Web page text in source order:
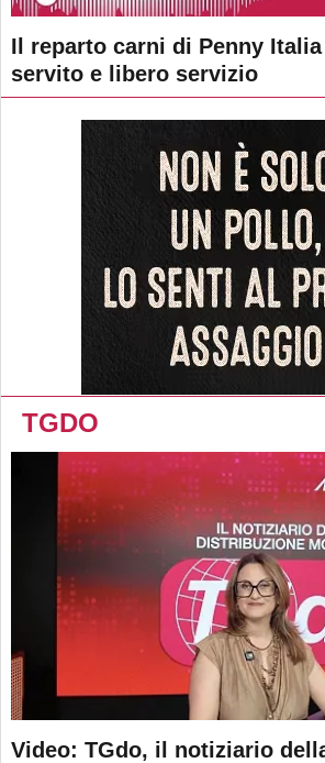
Il reparto carni di Penny
servito e libero servizio
TGDO
Video: TGdo, il notiziario